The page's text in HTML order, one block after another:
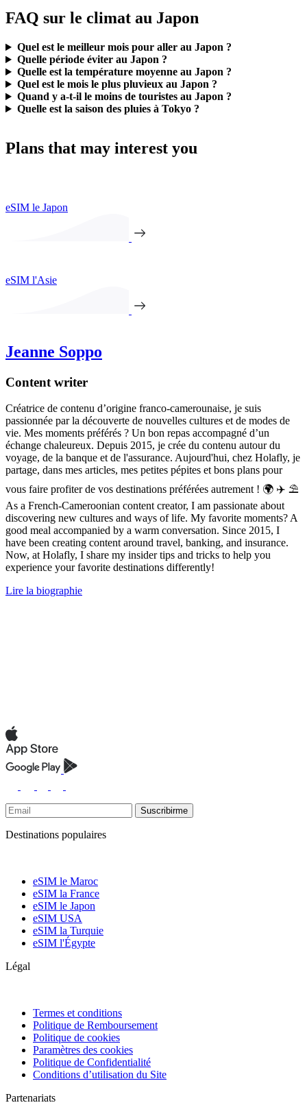
FAQ sur le climat au Japon
Quel est le meilleur mois pour aller au Japon ?
Quelle période éviter au Japon ?
Quelle est la température moyenne au Japon ?
Quel est le mois le plus pluvieux au Japon ?
Quand y a-t-il le moins de touristes au Japon ?
Quelle est la saison des pluies à Tokyo ?
Plans that may interest you
eSIM le Japon
eSIM l'Asie
Jeanne Soppo
Content writer
Créatrice de contenu d’origine franco-camerounaise, je suis
passionnée par la découverte de nouvelles cultures et de modes de
vie. Mes moments préférés ? Un bon repas accompagné d’un
échange chaleureux. Depuis 2015, je crée du contenu autour du
voyage, de la banque et de l'assurance. Aujourd'hui, chez Holafly, je
partage, dans mes articles, mes petites pépites et bons plans pour
vous faire profiter de vos destinations préférées autrement ! 🌍 ✈️ ⛱
As a French-Cameroonian content creator, I am passionate about
discovering new cultures and ways of life. My favorite moments? A
good meal accompanied by a warm conversation. Since 2015, I
have been creating content around travel, banking, and insurance.
Now, at Holafly, I share my insider tips and tricks to help you
experience your favorite destinations differently!
Lire la biographie
Suscribirme
Destinations populaires
eSIM le Maroc
eSIM la France
eSIM le Japon
eSIM USA
eSIM la Turquie
eSIM l'Égypte
Légal
Termes et conditions
Politique de Remboursement
Politique de cookies
Paramètres des cookies
Politique de Confidentialité
Conditions d’utilisation du Site
Partenariats